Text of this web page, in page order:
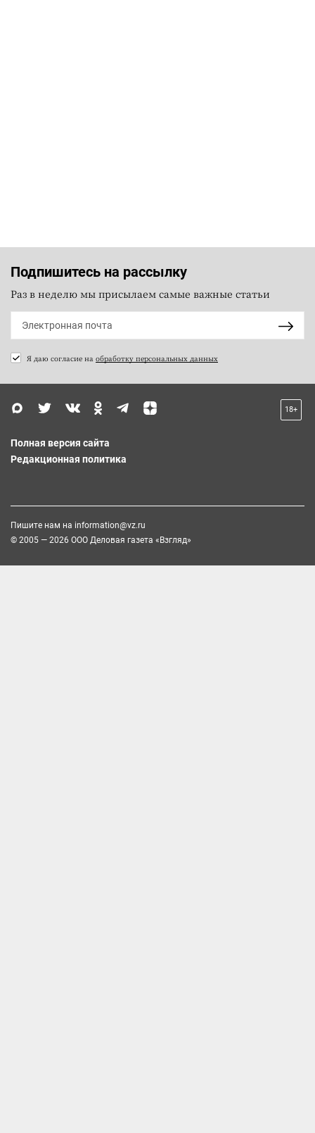
Подпишитесь на рассылку
Раз в неделю мы присылаем самые важные статьи
Я даю согласие на обработку персональных данных
18+
Полная версия сайта
Редакционная политика
Пишите нам на information@vz.ru
© 2005 — 2026 ООО Деловая газета «Взгляд»